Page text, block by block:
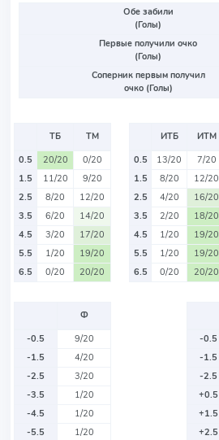
Обе забили
(Голы)
Первые получили очко
(Голы)
Соперник первым получил
очко (Голы)
ТБ
ТМ
0.5
20/20
0/20
1.5
11/20
9/20
2.5
8/20
12/20
3.5
6/20
14/20
4.5
3/20
17/20
5.5
1/20
19/20
6.5
0/20 20/20
ИТБ
ИТМ
0.5
13/20
7/20
1.5
8/20
12/20
2.5
4/20
16/20
3.5
2/20
18/20
4.5
1/20
19/20
5.5
1/20
19/20
6.5
0/20 20/20
Ф
-0.5
9/20
-1.5
4/20
-2.5
3/20
-3.5
1/20
-4.5
1/20
-5.5
1/20
-0.5
-1.5
-2.5
+0.5
+1.5
+2.5